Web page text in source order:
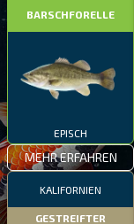
BARSCHFORELLE
EPISCH
MEHR ERFAHREN
KALIFORNIEN
GESTREIFTER